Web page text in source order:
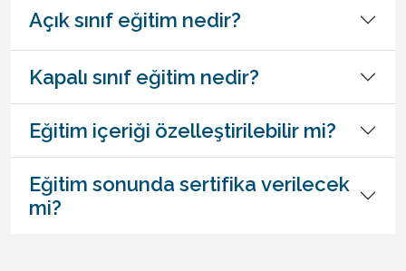
Açık sınıf eğitim nedir?
Kapalı sınıf eğitim nedir?
Eğitim içeriği özelleştirilebilir mi?
Eğitim sonunda sertifika verilecek
mi?